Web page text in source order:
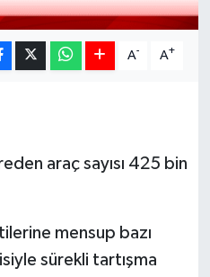
A- A+
araç sayısı 425 bin
mensup bazı
sürekli tartışma